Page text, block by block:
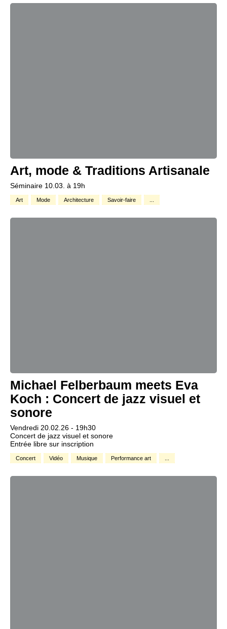
Art, mode & Traditions Artisanale
Séminaire 10.03. à 19h
Art Mode Architecture Savoir-faire
Michael Felberbaum meets Eva
Koch : Concert de jazz visuel et
sonore
Vendredi 20.02.26 - 19h30
Concert de jazz visuel et sonore
Entrée libre sur inscription
Concert Vidéo Musique Performance art